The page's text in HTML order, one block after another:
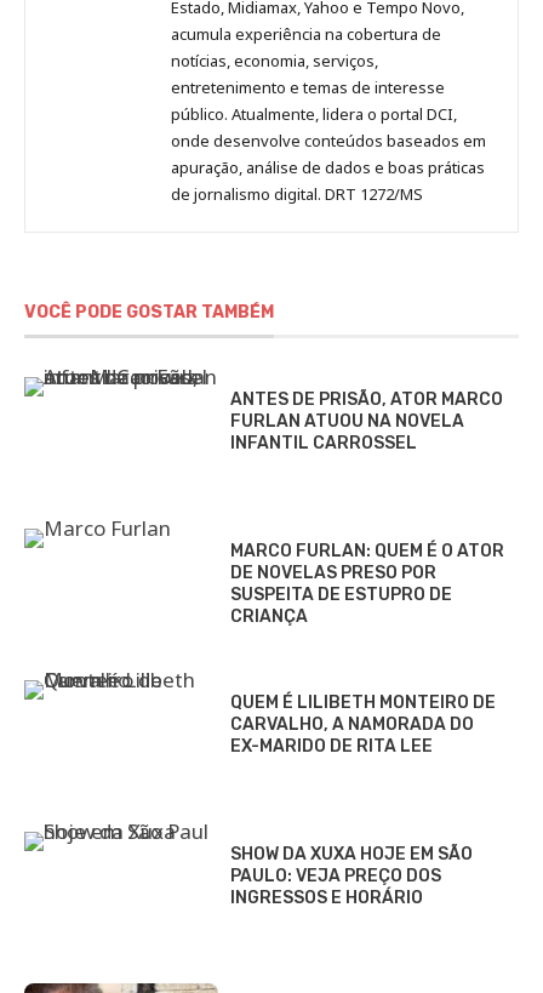
Estado, Midiamax, Yahoo e Tempo Novo,
acumula experiência na cobertura de
notícias, economia, serviços,
entretenimento e temas de interesse
público. Atualmente, lidera o portal DCI,
onde desenvolve conteúdos baseados em
apuração, análise de dados e boas práticas
de jornalismo digital. DRT 1272/MS
VOCÊ PODE GOSTAR TAMBÉM
ANTES DE PRISÃO, ATOR MARCO
FURLAN ATUOU NA NOVELA
INFANTIL CARROSSEL
MARCO FURLAN: QUEM É O ATOR
DE NOVELAS PRESO POR
SUSPEITA DE ESTUPRO DE
CRIANÇA
QUEM É LILIBETH MONTEIRO DE
CARVALHO, A NAMORADA DO
EX-MARIDO DE RITA LEE
SHOW DA XUXA HOJE EM SÃO
PAULO: VEJA PREÇO DOS
INGRESSOS E HORÁRIO